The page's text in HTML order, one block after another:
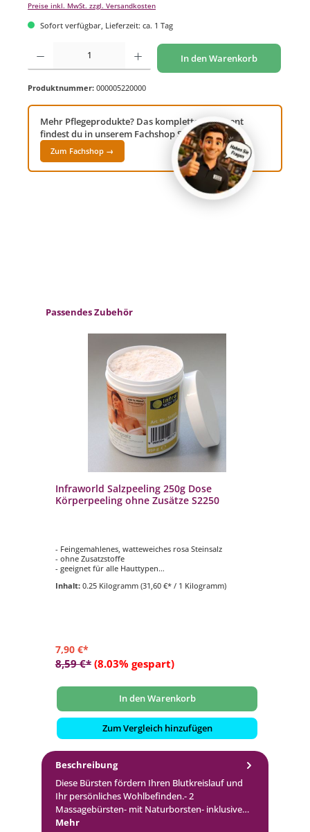
Preise inkl. MwSt. zzgl. Versandkosten
Sofort verfügbar, Lieferzeit: ca. 1 Tag
Produkt Anzahl: Gib den gewünschten Wert ein oder benutze die Schaltflächen um
In den Warenkorb
Produktnummer: 000005220000
Mehr Pflegeprodukte? Das komplette Sortiment
findest du in unserem Fachshop Saunawelt24!
Zum Fachshop →
Produktgalerie überspringen
Passendes Zubehör
Infraworld Salzpeeling 250g Dose
Körperpeeling ohne Zusätze S2250
- Feingemahlenes, watteweiches rosa Steinsalz
- ohne Zusatzstoffe
- geeignet für alle Hauttypen
Inhalt: 0.25 Kilogramm (31,60 €* / 1 Kilogramm)
7,90 €*
8,59 €* (8.03% gespart)
In den Warenkorb
Zum Vergleich hinzufügen
Beschreibung
Diese Bürsten fördern Ihren Blutkreislauf und
Ihr persönliches Wohlbefinden.- 2
Massagebürsten- mit Naturborsten- inklusive…
Mehr